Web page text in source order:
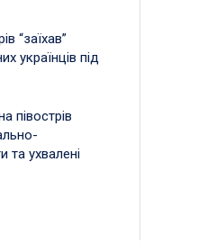
“заїхав”
українців під
півострів
та ухвалені